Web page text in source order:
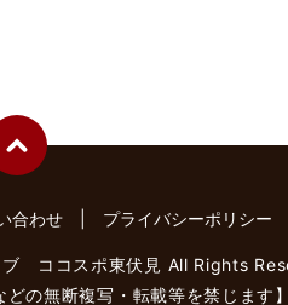
合わせ プライバシーポリシー
ココスポ東伏見 All Rights
の無断複写・転載等を禁じます】